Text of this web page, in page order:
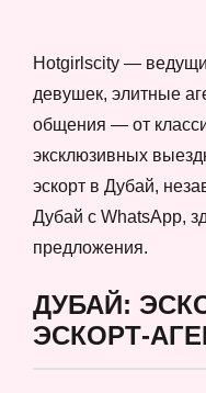
Hotgirlscity —
девушек, элитные
общения — от
эксклюзивных
эскорт в Дубай,
Дубай с WhatsApp,
предложения.
ДУБАЙ:
ЭСКОРТ-